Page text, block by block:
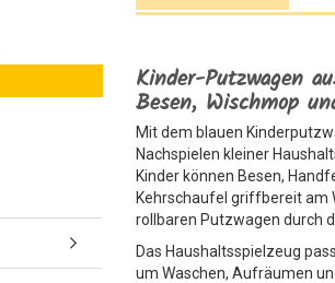
Kinder-Putzwagen
Besen, Wischmop
Mit dem blauen
Nachspielen kleiner
Kinder können Besen,
Kehrschaufel griffbereit am
rollbaren Putzwagen durch
Das Haushaltsspielzeug
um Waschen, Aufräumen